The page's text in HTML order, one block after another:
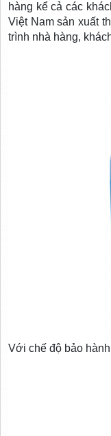
hàng kể cả các
Việt Nam sản xuất
trình nhà hàng,
Với chế độ bảo hành